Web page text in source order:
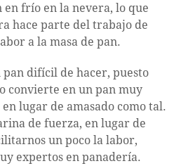
frío en la nevera, lo que
hace parte del trabajo de
a la masa de pan.
pan difícil de hacer, puesto
convierte en un pan muy
lugar de amasado como tal.
de fuerza, en lugar de
un poco la labor,
expertos en panadería.